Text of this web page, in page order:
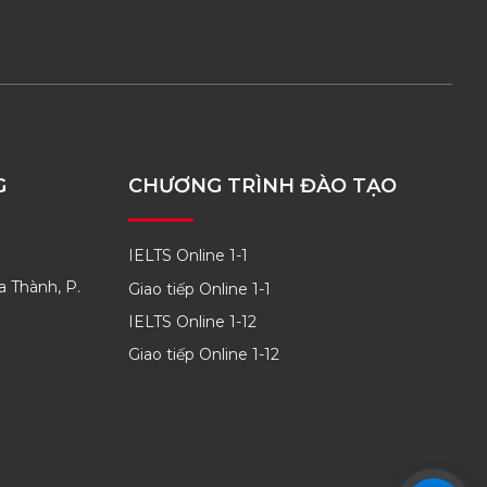
Thành, P.
CHƯƠNG TRÌNH ĐÀO TẠO
IELTS Online 1-1
Giao tiếp Online 1-1
IELTS Online 1-12
Giao tiếp Online 1-12